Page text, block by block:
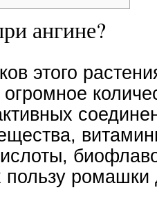
ангине?
этого
ромашки